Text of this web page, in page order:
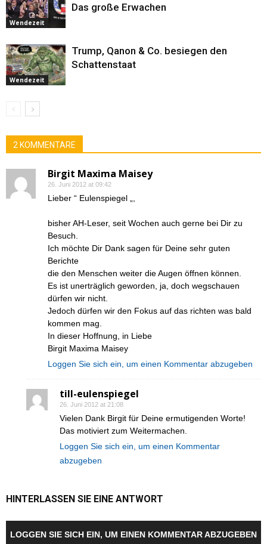
Wendezeit
Das große Erwachen
Wendezeit
Trump, Qanon & Co. besiegen den
Schattenstaat
2 KOMMENTARE
Birgit Maxima Maisey
26. Juni 2012 at 09:42
Lieber “ Eulenspiegel „,
bisher AH-Leser, seit Wochen auch gerne bei Dir zu
Besuch.
Ich möchte Dir Dank sagen für Deine sehr guten
Berichte
die den Menschen weiter die Augen öffnen können.
Es ist unerträglich geworden, ja, doch wegschauen
dürfen wir nicht.
Jedoch dürfen wir den Fokus auf das richten was bald
kommen mag.
In dieser Hoffnung, in Liebe
Birgit Maxima Maisey
Loggen Sie sich ein, um einen Kommentar abzugeben
till-eulenspiegel
26. Juni 2012 at 21:08
Vielen Dank Birgit für Deine ermutigenden Worte!
Das motiviert zum Weitermachen.
Loggen Sie sich ein, um einen Kommentar
abzugeben
HINTERLASSEN SIE EINE ANTWORT
LOGGEN SIE SICH EIN, UM EINEN KOMMENTAR ABZUGEBEN